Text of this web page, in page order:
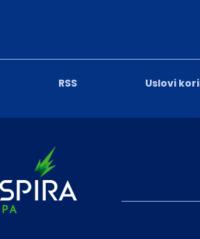
RSS Uslovi